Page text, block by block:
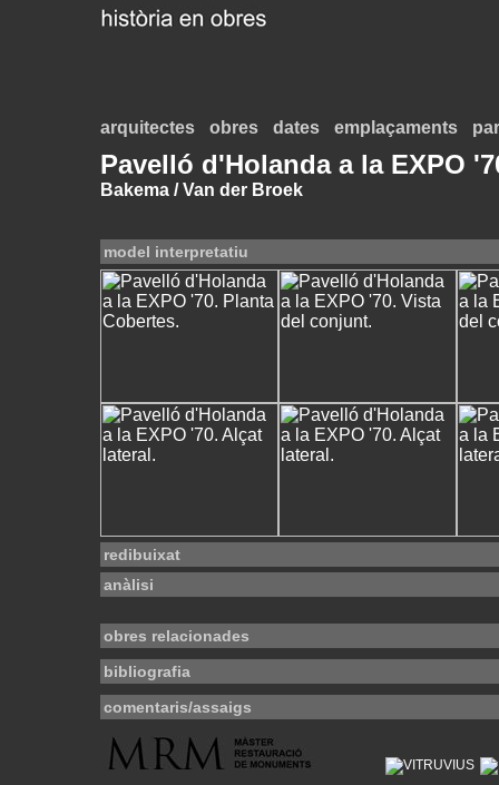
arquitectes obres dates emplaçaments
Pavelló d'Holanda a la EXPO
Bakema / Van der Broek
model interpretatiu
redibuixat
anàlisi
obres relacionades
bibliografia
comentaris/assaigs